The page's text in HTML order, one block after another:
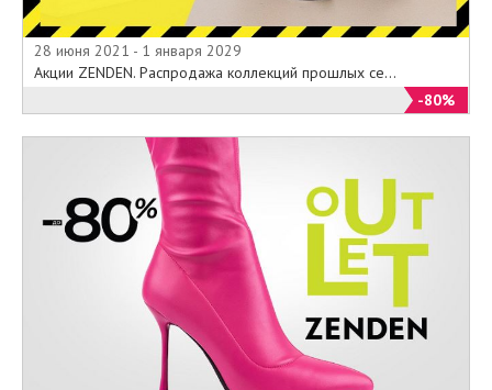
28 июня 2021 - 1 января 2029
Акции ZENDEN. Распродажа коллекций прошлых се...
-80%